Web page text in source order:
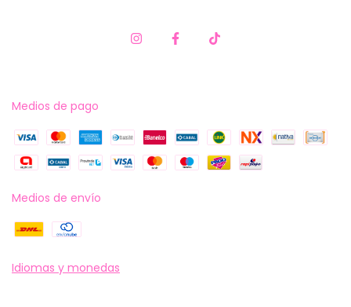
Medios de pago
Medios de envío
Idiomas y monedas